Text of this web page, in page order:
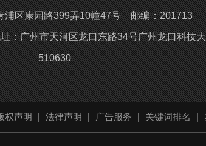
浦区康园路399弄10幢47号 邮编：201713
：广州市天河区龙口东路34号广州龙口科技
510630
权声明 | 法律声明 | 广告服务 | 关键词排名 |